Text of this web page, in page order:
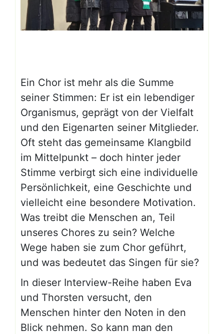
Ein Chor ist mehr als die Summe
seiner Stimmen: Er ist ein lebendiger
Organismus, geprägt von der Vielfalt
und den Eigenarten seiner Mitglieder.
Oft steht das gemeinsame Klangbild
im Mittelpunkt – doch hinter jeder
Stimme verbirgt sich eine individuelle
Persönlichkeit, eine Geschichte und
vielleicht eine besondere Motivation.
Was treibt die Menschen an, Teil
unseres Chores zu sein? Welche
Wege haben sie zum Chor geführt,
und was bedeutet das Singen für sie?
In dieser Interview-Reihe haben Eva
und Thorsten versucht, den
Menschen hinter den Noten in den
Blick nehmen. So kann man den